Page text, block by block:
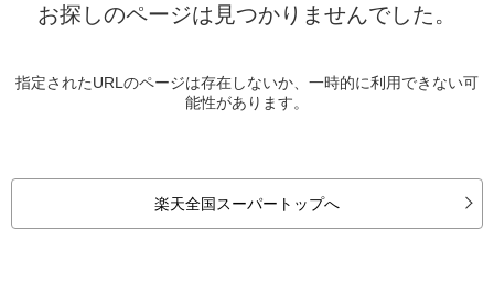
お探しのページは見つかりませんでした。
指定されたURLのページは存在しないか、一時的に利用できない可
能性があります。
楽天全国スーパートップへ